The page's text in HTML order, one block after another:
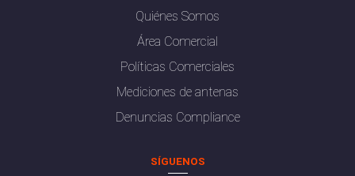
Quiénes Somos
Área Comercial
Políticas Comerciales
Mediciones de antenas
Denuncias Compliance
SÍGUENOS